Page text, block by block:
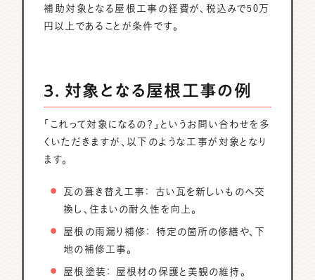
補助対象となる屋根工事の経費が、税込みで50万
円以上であることが条件です。
3. 対象となる屋根工事の例
「これって対象になるの？」というお問い合わせを多
くいただきますが、以下のような工事が対象となり
ます。
瓦の葺き替え工事： 古い瓦を新しいものへ交
換し、住まいの耐久性を向上。
屋根の雨漏り補修： 特定の箇所の修繕や、下
地の補修工事。
屋根塗装： 屋根材の保護と美観の維持。